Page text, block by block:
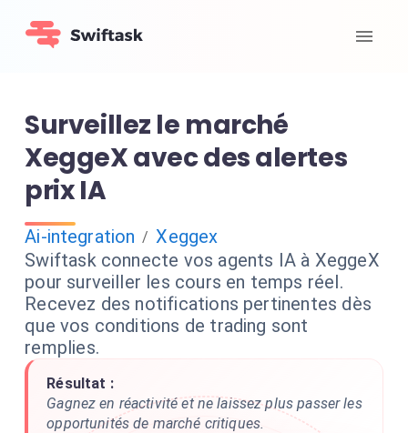
Surveillez le marché
XeggeX avec des alertes
prix IA
Ai-integration / Xeggex
Swiftask connecte vos agents IA à XeggeX
pour surveiller les cours en temps réel.
Recevez des notifications pertinentes dès
que vos conditions de trading sont
remplies.
Résultat :
Gagnez en réactivité et ne laissez plus passer les
opportunités de marché critiques.